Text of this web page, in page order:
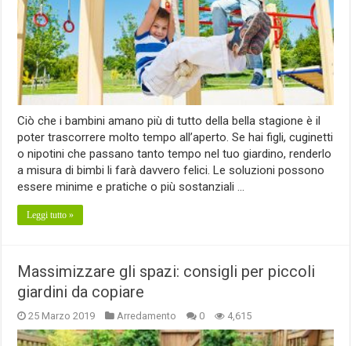
Ciò che i bambini amano più di tutto della bella stagione è il
poter trascorrere molto tempo all’aperto. Se hai figli, cuginetti
o nipotini che passano tanto tempo nel tuo giardino, renderlo
a misura di bimbi li farà davvero felici. Le soluzioni possono
essere minime e pratiche o più sostanziali …
Leggi tutto »
Massimizzare gli spazi: consigli per piccoli
giardini da copiare
25 Marzo 2019 Arredamento 0 4,615